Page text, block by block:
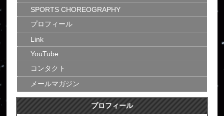
SPORTS CHOREOGRAPHY
プロフィール
Link
YouTube
コンタクト
メールマガジン
プロフィール